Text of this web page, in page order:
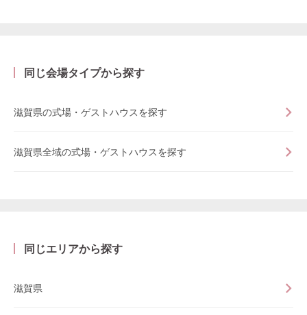
同じ会場タイプから探す
滋賀県の式場・ゲストハウスを探す
滋賀県全域の式場・ゲストハウスを探す
同じエリアから探す
滋賀県